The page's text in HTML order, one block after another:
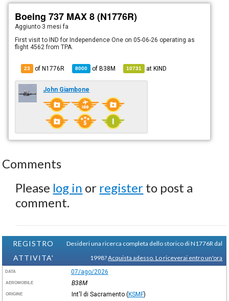
Boeing 737 MAX 8 (N1776R)
Aggiunto 3 mesi fa
First visit to IND for Independence One on 05-06-26 operating as
flight 4562 from TPA.
23 of N1776R 8000 ofB38M 10731 atKIND
John Giambone
Comments
Please log in or register to post a
comment.
REGISTRO
ATTIVITA'
Desideri una ricerca completa dello storico di N1776R dal
1998?Acquista adesso. Lo riceverai entro un'ora
DATA 07/ago/2026
AEROMOBILE B38M
ORIGINE Int'l di Sacramento (KSMF)